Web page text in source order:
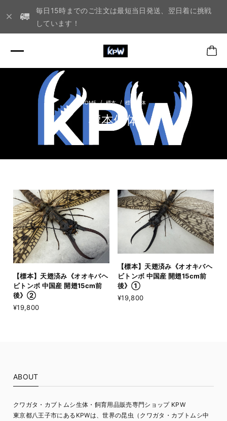
毎日15時までのご注文は最短当日発送、翌日着に挑戦
しています！
標本 標本個体
標本個体
【標本】天翅済み《オオキバヘ
ビトンボ 中国産 開翅15cm前
後》②
¥19,800
【標本】天翅済み《オオキバヘ
ビトンボ 中国産 開翅15cm前
後》①
¥19,800
ABOUT
クワガタ・カブトムシ生体・飼育用品販売専門ショップ KPW
東京都八王子市にあるKPWは、世界の昆虫（クワガタ・カブトムシ中